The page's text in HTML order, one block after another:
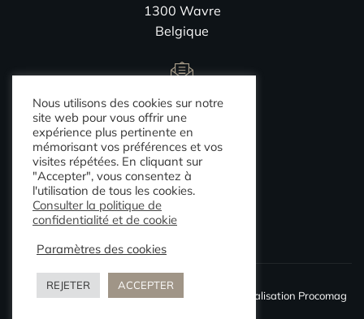
1300 Wavre
Belgique
info@movena.com
Téléphone
+32 (0)10 23 85 80
Mentions légales| Politique de confidentialité Réalisation Procomag
Nous utilisons des cookies sur notre
site web pour vous offrir une
expérience plus pertinente en
mémorisant vos préférences et vos
visites répétées. En cliquant sur
"Accepter", vous consentez à
l'utilisation de tous les cookies.
Consulter la politique de
confidentialité et de cookie
Paramètres des cookies
REJETER ACCEPTER